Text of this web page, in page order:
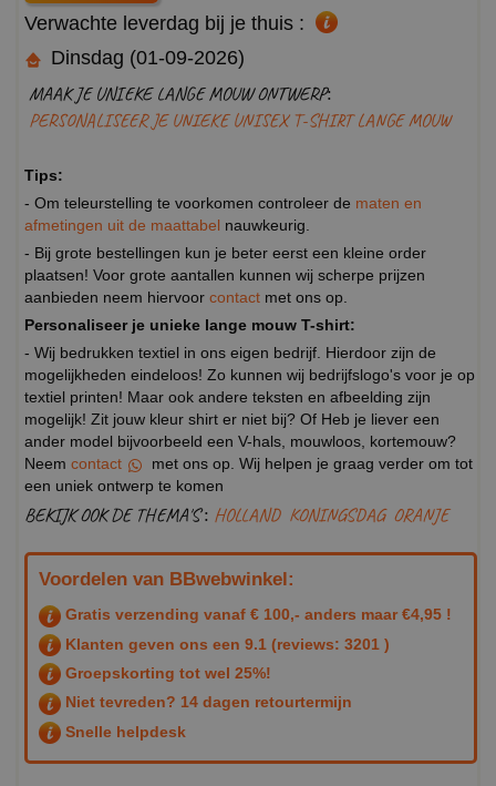
Verwachte leverdag bij je thuis :
Dinsdag (01-09-2026)
MAAK JE UNIEKE LANGE MOUW ONTWERP:
PERSONALISEER JE UNIEKE UNISEX T-SHIRT LANGE MOUW
Tips:
- Om teleurstelling te voorkomen controleer de maten en
afmetingen uit de maattabel nauwkeurig.
- Bij grote bestellingen kun je beter eerst een kleine order
plaatsen! Voor grote aantallen kunnen wij scherpe prijzen
aanbieden neem hiervoor contact met ons op.
Personaliseer je unieke lange mouw T-shirt:
- Wij bedrukken textiel in ons eigen bedrijf. Hierdoor zijn de
mogelijkheden eindeloos! Zo kunnen wij bedrijfslogo's voor je op
textiel printen! Maar ook andere teksten en afbeelding zijn
mogelijk! Zit jouw kleur shirt er niet bij? Of Heb je liever een
ander model bijvoorbeeld een V-hals, mouwloos, kortemouw?
Neem contact
met ons op. Wij helpen je graag verder om tot
een uniek ontwerp te komen
BEKIJK OOK DE THEMA'S : HOLLAND KONINGSDAG ORANJE
Voordelen van BBwebwinkel:
Gratis verzending vanaf € 100,- anders maar €4,95 !
Klanten geven ons een 9.1 (reviews: 3201 )
Groepskorting tot wel 25%!
Niet tevreden? 14 dagen retourtermijn
Snelle helpdesk